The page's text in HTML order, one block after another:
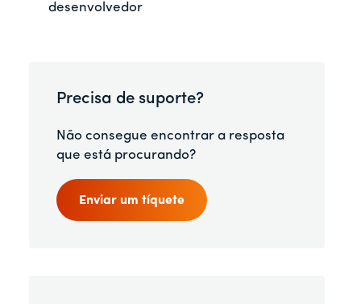
desenvolvedor
Precisa de suporte?
Não consegue encontrar a resposta
que está procurando?
Enviar um tíquete